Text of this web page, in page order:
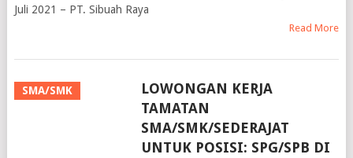
TAMATAN
SMA/SMK/SEDERAJAT
UNTUK POSISI: SPG/SPB DI
PT. TRIDAYA DIMENSI